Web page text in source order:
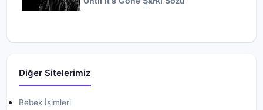
Diğer Sitelerimiz
Bebek İsimleri